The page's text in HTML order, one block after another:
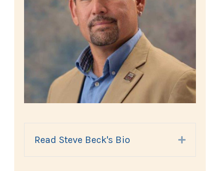
Read Steve Beck's Bio Expand